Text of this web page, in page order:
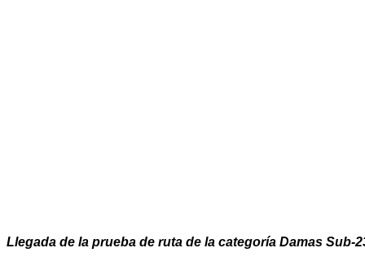
Llegada de la prueba de ruta de la categoría Damas Sub-